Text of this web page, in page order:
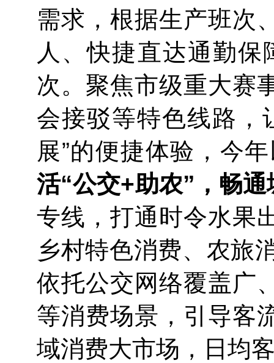
需求，根据生产班次
人、快捷直达通勤
次。聚焦市级重大赛
会接驳等特色线路，
展”的便捷体验，今
活“公交+助农”，畅
专线，打通时令水果
乡村特色消费、农旅
依托公交网络覆盖广
等消费场景，引导客
域消费大市场，日均